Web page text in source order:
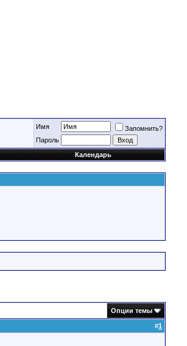
Имя
Запомнить?
Пароль
Календарь
Опции темы
#1